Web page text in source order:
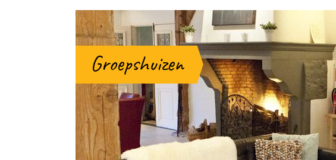
Groepshuizen